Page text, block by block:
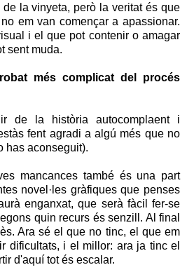
la vinyeta, però la veritat és que
em van començar a apassionar.
i el que pot contenir o amagar
sent muda.
més complicat del procés
de la història autocomplaent i
fent agradi a algú més que no
has aconseguit).
mancances també és una part
novel·les gràfiques que penses
enganxat, que serà fàcil fer-se
quin recurs és senzill. Al final
Ara sé el que no tinc, el que em
dificultats, i el millor: ara ja tinc el
d'aquí tot és escalar.